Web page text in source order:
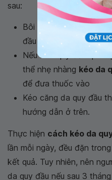
sau:
Bôi thuốc lên cả phần
đầu
Nếu bao quy đầu quá
thể nhẹ nhàng kéo da
để đưa thuốc vào
Kéo căng da quy đầu
hướng dẫn ở trên.
Thực hiện cách kéo da
lần mỗi ngày, đều đặn
kết quả. Tuy nhiên, nên
da quy đầu nếu sau 3